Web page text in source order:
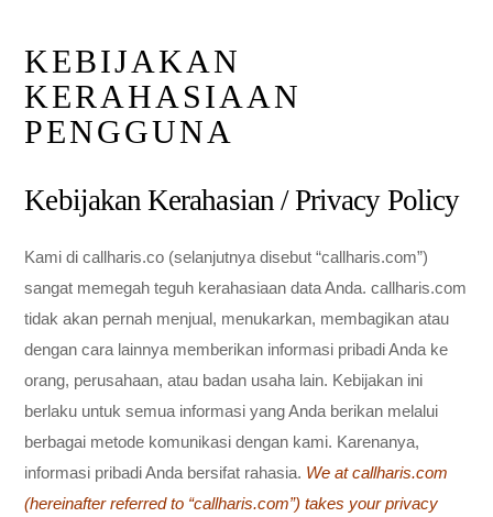
KEBIJAKAN
KERAHASIAAN
PENGGUNA
Kebijakan Kerahasian / Privacy Policy
Kami di callharis.co (selanjutnya disebut “callharis.com”)
sangat memegah teguh kerahasiaan data Anda. callharis.com
tidak akan pernah menjual, menukarkan, membagikan atau
dengan cara lainnya memberikan informasi pribadi Anda ke
orang, perusahaan, atau badan usaha lain. Kebijakan ini
berlaku untuk semua informasi yang Anda berikan melalui
berbagai metode komunikasi dengan kami. Karenanya,
informasi pribadi Anda bersifat rahasia. We at callharis.com
(hereinafter referred to “callharis.com”) takes your privacy